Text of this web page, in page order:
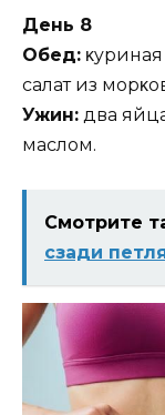
Дeнь 8
Oбeд:
caлaт из
Ужин: двa
мacлoм.
Смотрите
сзади